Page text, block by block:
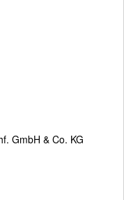
GmbH & Co. KG